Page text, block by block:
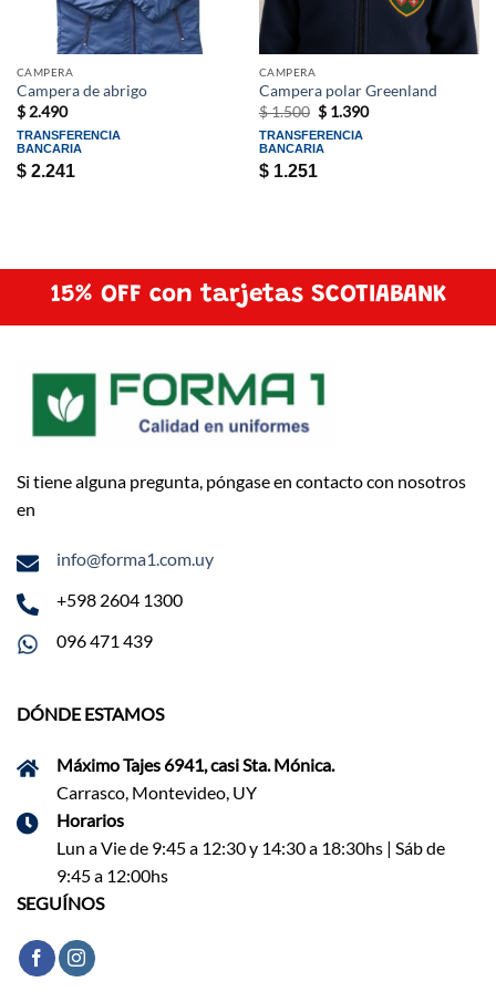
CAMPERA
Campera de abrigo
$2.490
TRANSFERENCIA
BANCARIA
$2.241
CAMPERA
Campera polar Greenland
$1.500 El
precio
original
era:
$1.390El
TRANSFERENCIA
BANCARIA
$1.251
15% OFF con tarjetas SCOTIABANK
Si tiene alguna pregunta, póngase en contacto con nosotros
en
info@forma1.com.uy
+598 2604 1300
096 471 439
DÓNDE ESTAMOS
Máximo Tajes 6941, casi Sta. Mónica.
Carrasco, Montevideo, UY
Horarios
Lun a Vie de 9:45 a 12:30 y 14:30 a 18:30hs | Sáb de
9:45 a 12:00hs
SEGUÍNOS